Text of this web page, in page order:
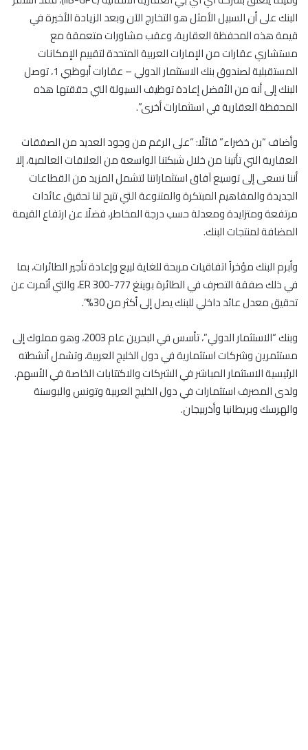
البنك على أن السبيل الأمثل هو التخارج الآن وبعد الزيادة الأخيرة في
قيمة هذه المحفظة العقارية، وعقب مشاورات متعمقة مع
مستشاري عقارات من الإمارات العربية المتحدة لتقييم الإمكانات
المستقبلية لصندوق بنك الاستثمار الدولي – عقارات أبوظبي 1، توصل
البنك إلى أنه من الأفضل إعادة توظيف السيولة التي حققتها هذه
المحفظة العقارية في استثمارات أخرى”.
وأضاف “بن خضراء” قائلًا: “على الرغم من وجود العديد من الصفقات
العقارية التي تأتينا من خلال شبكتنا الواسعة من العلاقات العالمية، إلا
أننا نسعى إلى توسيع آفاق استثماراتنا لتشمل المزيد من القطاعات
الجديدة والمفاهيم المبتكرة والمتنوعة التي تتيح لنا تحقيق عائدات
مرتفعة ومتزايدة ومعدلة حسب درجة المخاطر، فضلًا عن ارتفاع القيمة
المضافة لمنتجات البنك.
وأبرم البنك مؤخراً اتفاقيات مربحة للغاية لبيع وإعادة تأجير الطائرات، بما
في ذلك صفقة التصرف في الطائرة بوينغ 777-300 ER، والتي أثمرت عن
تحقيق معدل عائد داخلي للبنك يصل إلى أكثر من 30%”.
وبنك “الاستثمار الدولي”، تأسس في البحرين عام 2003، وهو مملوك إلى
مستثمرين وشركات استثمارية في دول الخليج العربية، وتشمل أنشطته
الرئيسية الاستثمار المباشر في الشركات والاكتتابات الخاصة في الأسهم.
ولدى المصرف استثمارات في دول الخليج العربية وتونس والبوسنة
والهرسك وبريطانيا وأذربيجان.